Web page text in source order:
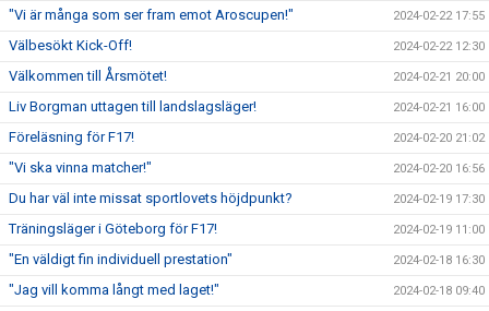
"Vi är många som ser fram emot Aroscupen!" 2024-02-22 17:55
Välbesökt Kick-Off! 2024-02-22 12:30
Välkommen till Årsmötet! 2024-02-21 20:00
Liv Borgman uttagen till landslagsläger! 2024-02-21 16:00
Föreläsning för F17! 2024-02-20 21:02
"Vi ska vinna matcher!" 2024-02-20 16:56
Du har väl inte missat sportlovets höjdpunkt? 2024-02-19 17:30
Träningsläger i Göteborg för F17! 2024-02-19 11:00
"En väldigt fin individuell prestation" 2024-02-18 16:30
"Jag vill komma långt med laget!" 2024-02-18 09:40